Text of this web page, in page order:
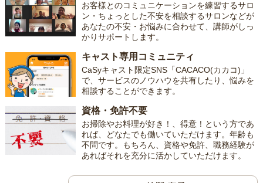
お客様とのコミュニケーションを練習するサロ
ン・ちょっとした不安を相談するサロンなどが
あなたの不安・お悩みに合わせて、講師がしっ
かりサポートします。
キャスト専用コミュニティ
CaSyキャスト限定SNS「CACACO(カカコ)」
で、サービスのノウハウを共有したり、悩みを
相談することができます。
資格・免許不要
お掃除やお料理が好き！、得意！という方であ
れば、どなたでも働いていただけます。年齢も
不問です。もちろん、資格や免許、職務経験が
あればそれを充分に活かしていただけます。